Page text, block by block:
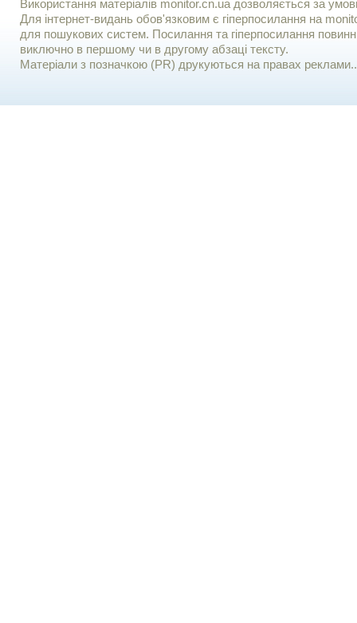
Використання матерiалiв monitor.cn.ua дозволяється за
Для iнтернет-видань обов'язковим є гiперпосилання на
для пошукових систем. Посилання та гіперпосилання
виключно в першому чи в другому абзаці тексту.
Матеріали з позначкою (PR) друкуються на правах реклами..